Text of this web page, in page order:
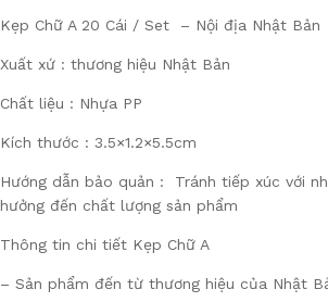
Kẹp Chữ A 20 Cái / Set – Nội địa Nhật Bản
Xuất xứ : thương hiệu Nhật Bản
Chất liệu : Nhựa PP
Kích thước : 3.5×1.2×5.5cm
Hướng dẫn bảo quản : Tránh tiếp xúc với
hưởng đến chất lượng sản phẩm
Thông tin chi tiết Kẹp Chữ A
– Sản phẩm đến từ thương hiệu của Nhật